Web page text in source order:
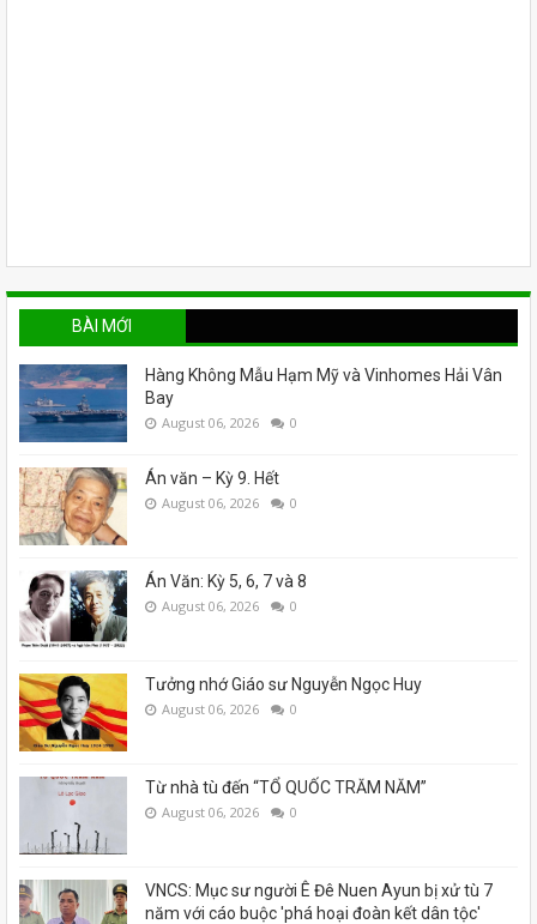
BÀI MỚI
Hàng Không Mẫu Hạm Mỹ và Vinhomes Hải Vân
Bay
August 06, 2026 0
Án văn – Kỳ 9. Hết
August 06, 2026 0
Án Văn: Kỳ 5, 6, 7 và 8
August 06, 2026 0
Tưởng nhớ Giáo sư Nguyễn Ngọc Huy
August 06, 2026 0
Từ nhà tù đến “TỔ QUỐC TRĂM NĂM”
August 06, 2026 0
VNCS: Mục sư người Ê Đê Nuen Ayun bị xử tù 7
năm với cáo buộc 'phá hoại đoàn kết dân tộc'